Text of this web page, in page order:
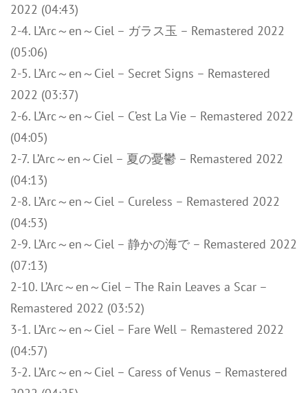
2022 (04:43)
2-4. L’Arc～en～Ciel – ガラス玉 – Remastered 2022
(05:06)
2-5. L’Arc～en～Ciel – Secret Signs – Remastered
2022 (03:37)
2-6. L’Arc～en～Ciel – C’est La Vie – Remastered 2022
(04:05)
2-7. L’Arc～en～Ciel – 夏の憂鬱 – Remastered 2022
(04:13)
2-8. L’Arc～en～Ciel – Cureless – Remastered 2022
(04:53)
2-9. L’Arc～en～Ciel – 静かの海で – Remastered 2022
(07:13)
2-10. L’Arc～en～Ciel – The Rain Leaves a Scar –
Remastered 2022 (03:52)
3-1. L’Arc～en～Ciel – Fare Well – Remastered 2022
(04:57)
3-2. L’Arc～en～Ciel – Caress of Venus – Remastered